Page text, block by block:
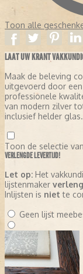
Toon alle
LAAT UW KRANT
Maak de beleving
uitgevoerd door
professionele
van modern zilver
inclusief helder glas.
Toon de selectie
VERLENGDE LEVERTIJD!
Let op: Het
lijstenmaker
Inlijsten is niet te
Geen lijst